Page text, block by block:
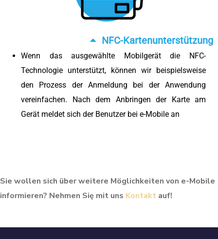
NFC-Kartenunterstützung
Wenn das ausgewählte Mobilgerät die NFC-
Technologie unterstützt, können wir beispielsweise
den Prozess der Anmeldung bei der Anwendung
vereinfachen. Nach dem Anbringen der Karte am
Gerät meldet sich der Benutzer bei e-Mobile an
Sie wollen sich über weitere Möglichkeiten von e-Mobile
informieren? Nehmen Się mit uns Kontakt auf!